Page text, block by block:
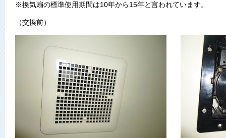
※換気扇の標準使用期間は10年から15年と言われています。
（交換前）